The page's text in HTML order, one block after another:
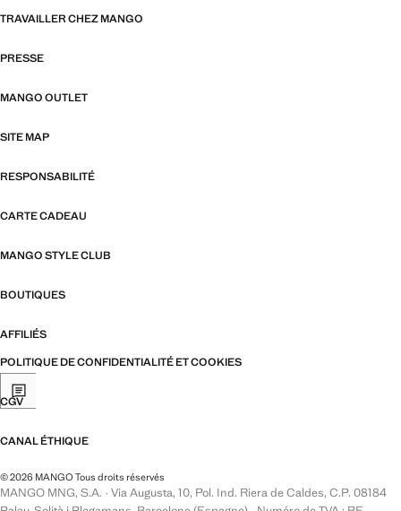
TRAVAILLER CHEZ MANGO
PRESSE
MANGO OUTLET
SITE MAP
RESPONSABILITÉ
CARTE CADEAU
MANGO STYLE CLUB
BOUTIQUES
AFFILIÉS
POLITIQUE DE CONFIDENTIALITÉ ET COOKIES
CGV
CANAL ÉTHIQUE
© 2026 MANGO Tous droits réservés
MANGO MNG, S.A. · Via Augusta, 10, Pol. Ind. Riera de Caldes, C.P. 08184